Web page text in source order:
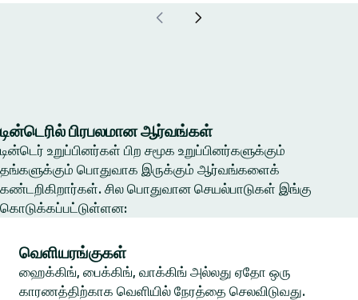
டின்டெரில் பிரபலமான ஆர்வங்கள்
டின்டெர் உறுப்பினர்கள் பிற சமூக உறுப்பினர்களுக்கும்
தங்களுக்கும் பொதுவாக இருக்கும் ஆர்வங்களைக்
கண்டறிகிறார்கள். சில பொதுவான செயல்பாடுகள் இங்கு
கொடுக்கப்பட்டுள்ளன:
வெளியரங்குகள்
ஹைக்கிங், பைக்கிங், வாக்கிங் அல்லது ஏதோ ஒரு
காரணத்திற்காக வெளியில் நேரத்தை செலவிடுவது.